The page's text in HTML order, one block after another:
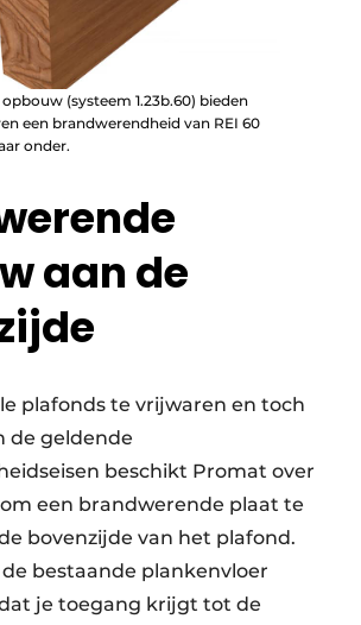
(systeem 1.23b.60) bieden
een brandwerendheid van REI 60
onder.
aan de
plafonds te vrijwaren en toch
de geldende
beschikt Promat over
een brandwerende plaat te
bovenzijde van het plafond.
bestaande plankenvloer
je toegang krijgt tot de